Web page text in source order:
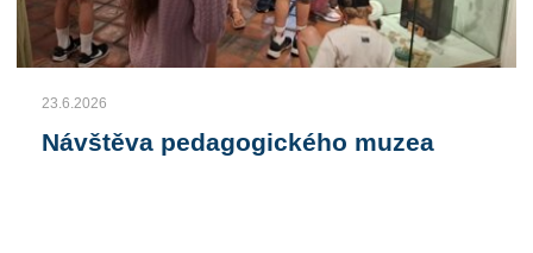
23.6.2026
Návštěva pedagogického muzea